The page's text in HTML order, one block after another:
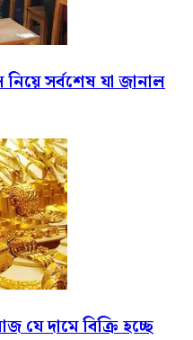
সর্বশেষ যা জানাল
যে দামে বিক্রি হচ্ছে